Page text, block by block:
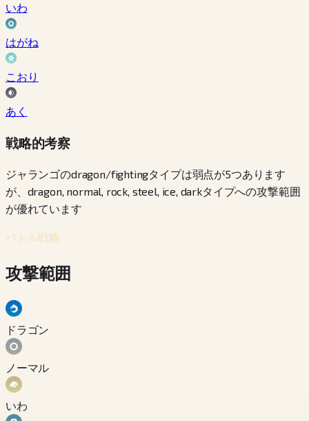
いわ
はがね
こおり
あく
戦略的考察
ジャランゴのdragon/fightingタイプは弱点が5つあります
が、dragon, normal, rock, steel, ice, darkタイプへの攻撃範囲
が優れています
バトル戦略
攻撃範囲
ドラゴン
ノーマル
いわ